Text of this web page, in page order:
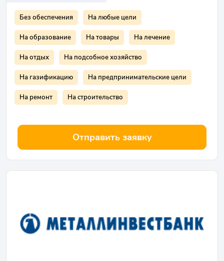
Без обеспечения На любые цели
На образование На товары На лечение
На отдых На подсобное хозяйство
На газификацию На предпринимательские цели
На ремонт На строительство
Отправить заявку